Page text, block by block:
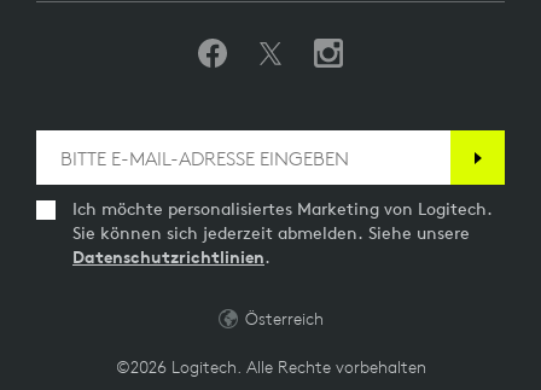
Ich möchte personalisiertes Marketing von Logitech.
Sie können sich jederzeit abmelden. Siehe unsere
Datenschutzrichtlinien.
©2026 Logitech. Alle Rechte vorbehalten
Österreich